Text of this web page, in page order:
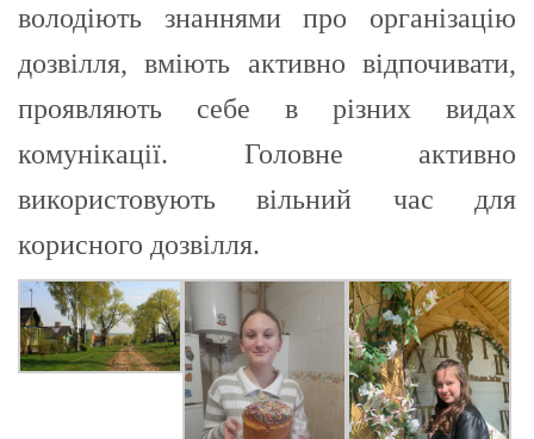
володiють знаннями про органiзацiю
дозвiлля, вмiють активно вiдпочивати,
проявляють себе в рiзних видах
комунiкацiї. Головне активно
використовують вільний час для
корисного дозвілля.